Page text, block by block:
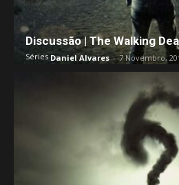
Discussão | The Walking
SériesDaniel Alvares - 7 Novembro,